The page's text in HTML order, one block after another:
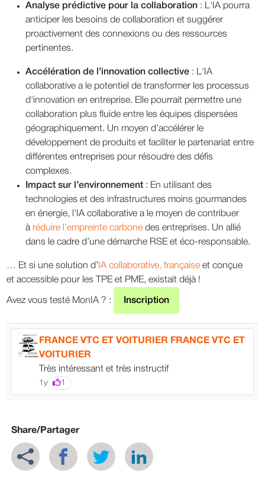
Analyse prédictive pour la collaboration : L'IA pourra
anticiper les besoins de collaboration et suggérer
proactivement des connexions ou des ressources
pertinentes.
Accélération de l’innovation collective : L'IA
collaborative a le potentiel de transformer les processus
d'innovation en entreprise. Elle pourrait permettre une
collaboration plus fluide entre les équipes dispersées
géographiquement. Un moyen d’accélérer le
développement de produits et faciliter le partenariat entre
différentes entreprises pour résoudre des défis
complexes.
Impact sur l’environnement : En utilisant des
technologies et des infrastructures moins gourmandes
en énergie, l’IA collaborative a le moyen de contribuer
à réduire l’empreinte carbone des entreprises. Un allié
dans le cadre d’une démarche RSE et éco-responsable.
… Et si une solution d’ IA collaborative, française et conçue
et accessible pour les TPE et PME, existait déjà !
Avez vous testé MonIA ? : Inscription
FRANCE VTC ET VOITURIER FRANCE VTC ET
VOITURIER
Très intéressant et très instructif
1y 1
Share/Partager